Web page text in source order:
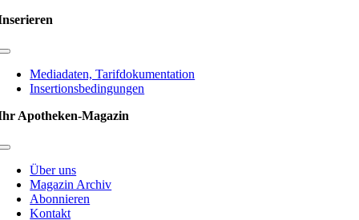
Toggle
NavigationMediadaten, Tarifdokumentation
Insertionsbedingungen
Apotheken-Magazin
Toggle
NavigationÜber uns
Magazin Archiv
Abonnieren
Kontakt